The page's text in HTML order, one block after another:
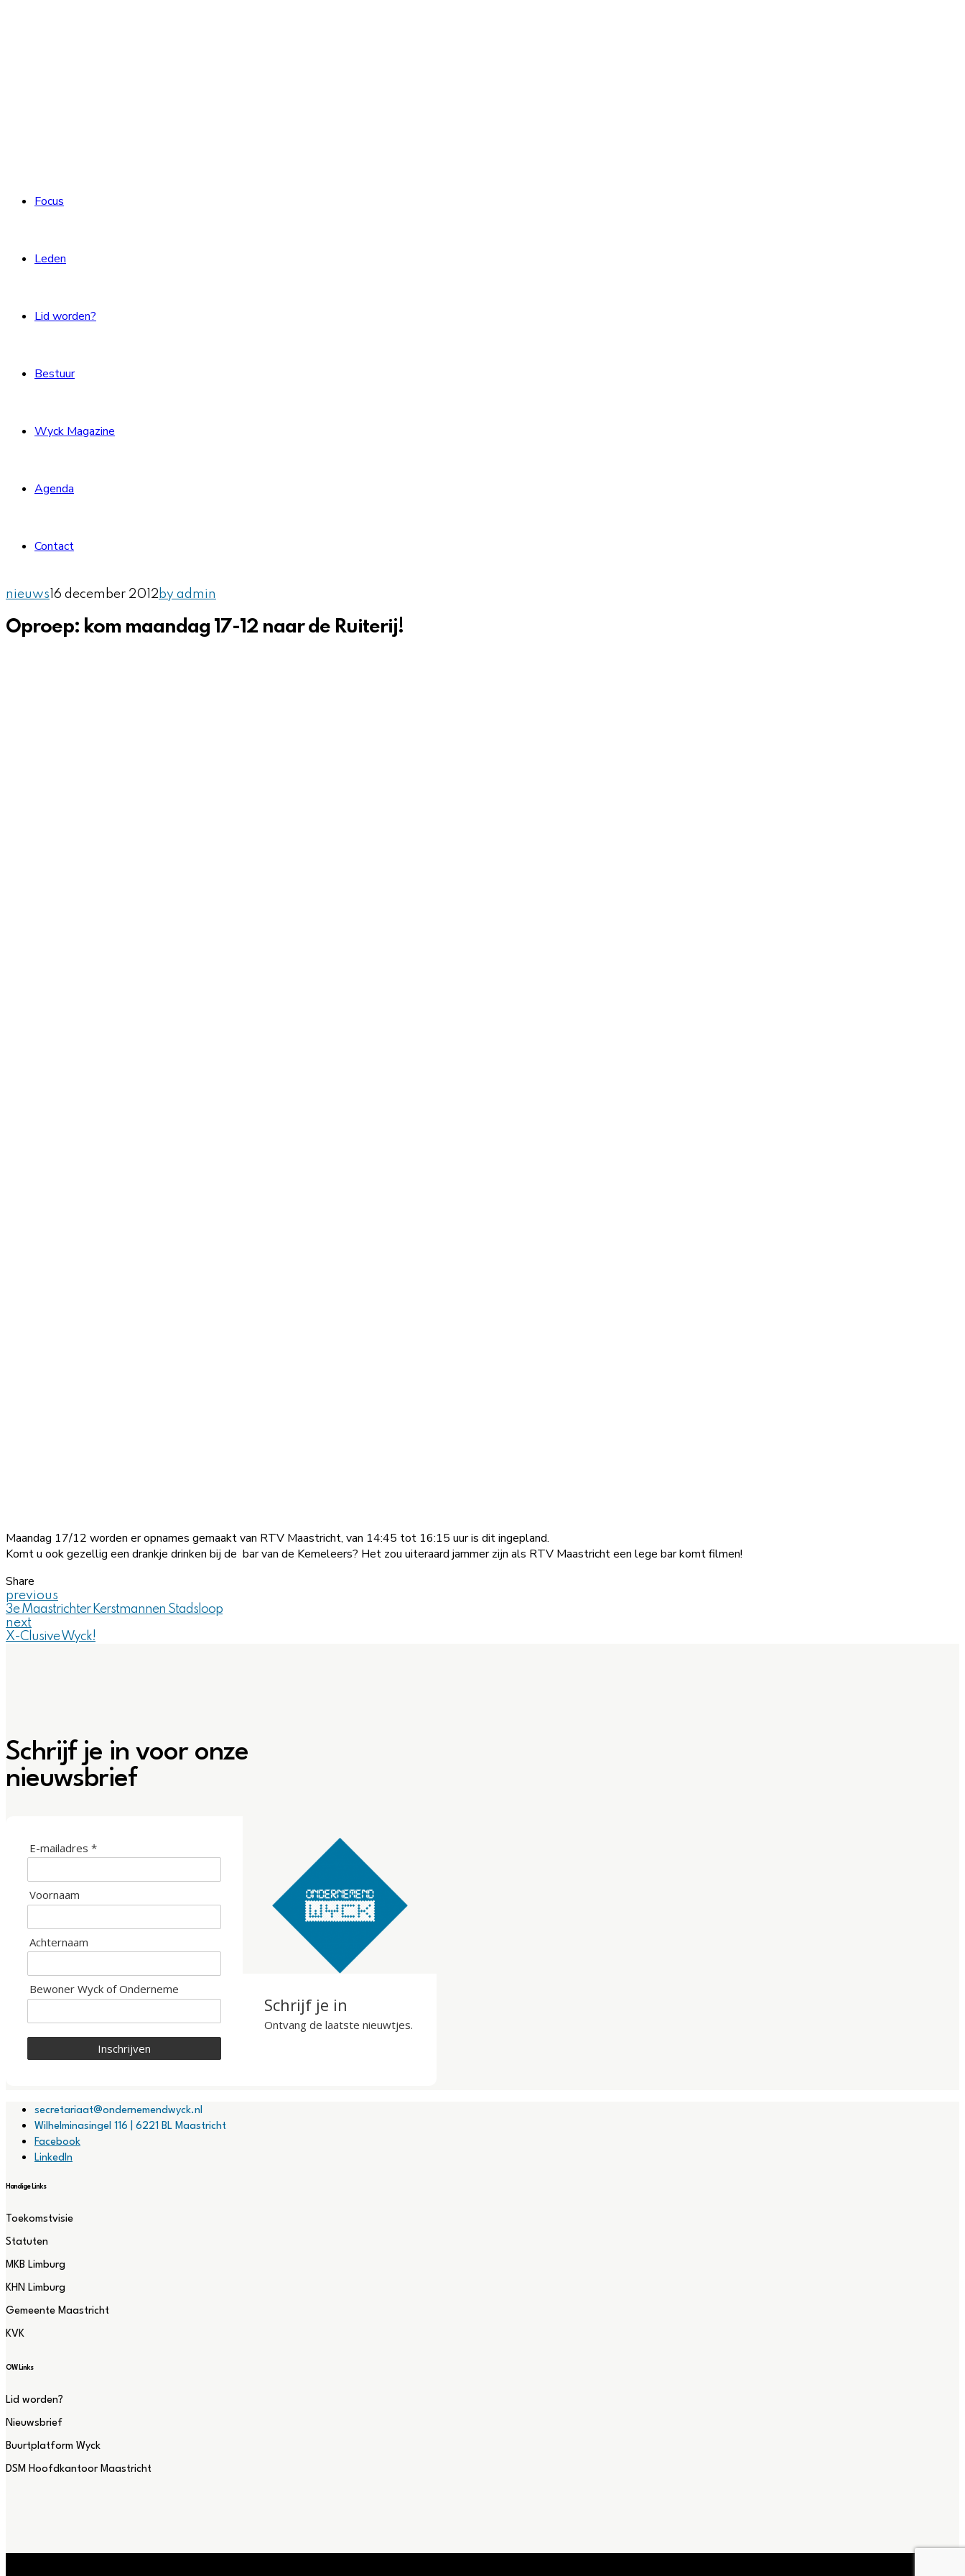
Focus
Leden
Lid worden?
Bestuur
Wyck Magazine
Agenda
Contact
nieuws 16 december 2012 by admin
Oproep: kom maandag 17-12 naar de Ruiterij!
Maandag 17/12 worden er opnames gemaakt van RTV Maastricht, van 14:45 tot 16:15 uur is dit ingepland.
Komt u ook gezellig een drankje drinken bij de bar van de Kemeleers? Het zou uiteraard jammer zijn als RTV Maastricht een lege bar komt filmen!
Share
previous
3e Maastrichter Kerstmannen Stadsloop
next
X-Clusive Wyck!
Schrijf je in voor onze
nieuwsbrief
E-mailadres *
Voornaam
Achternaam
Bewoner Wyck of Onderneme
Inschrijven
Schrijf je in
Ontvang de laatste nieuwtjes.
secretariaat@ondernemendwyck.nl
Wilhelminasingel 116 | 6221 BL Maastricht
Facebook
LinkedIn
Handige Links
Toekomstvisie
Statuten
MKB Limburg
KHN Limburg
Gemeente Maastricht
KVK
OW Links
Lid worden?
Nieuwsbrief
Buurtplatform Wyck
DSM Hoofdkantoor Maastricht